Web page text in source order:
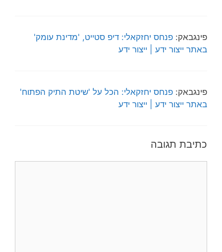
פינגבאק: פנחס יחזקאלי: דיפ סטייט, 'מדינת עומק'
באתר ייצור ידע | ייצור ידע
פינגבאק: פנחס יחזקאלי: הכל על 'שיטת התיק הפתוח'
באתר ייצור ידע | ייצור ידע
כתיבת תגובה